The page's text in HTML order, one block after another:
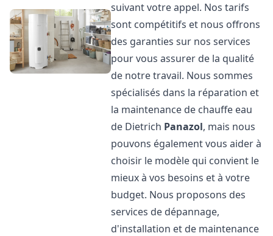
suivant votre appel. Nos tarifs
sont compétitifs et nous offrons
des garanties sur nos services
pour vous assurer de la qualité
de notre travail. Nous sommes
spécialisés dans la réparation et
la maintenance de chauffe eau
de Dietrich Panazol, mais nous
pouvons également vous aider à
choisir le modèle qui convient le
mieux à vos besoins et à votre
budget. Nous proposons des
services de dépannage,
d'installation et de maintenance